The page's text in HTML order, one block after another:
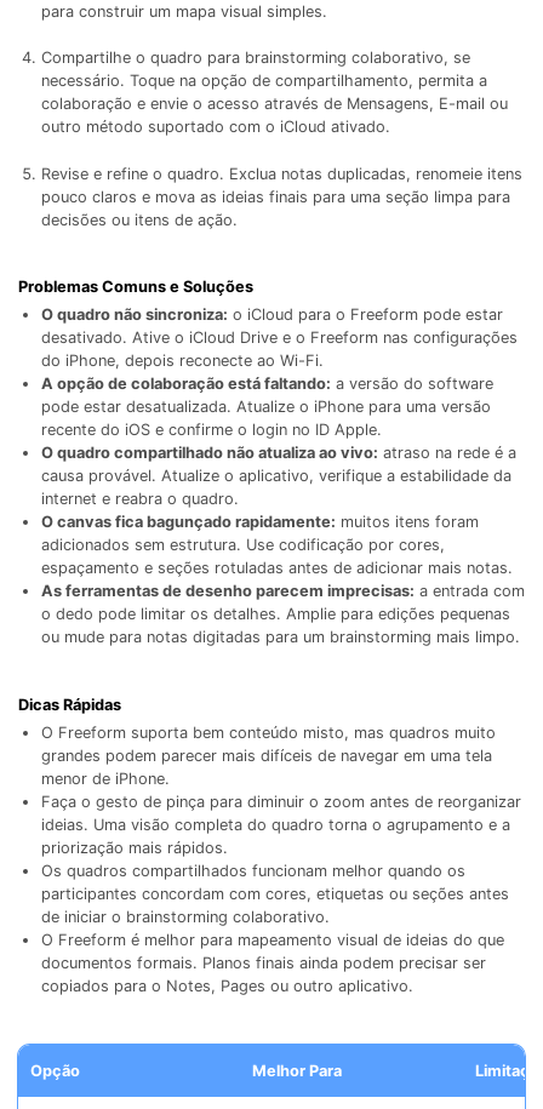
para construir um mapa visual simples.
Compartilhe o quadro para brainstorming colaborativo, se
necessário. Toque na opção de compartilhamento, permita a
colaboração e envie o acesso através de Mensagens, E-mail ou
outro método suportado com o iCloud ativado.
Revise e refine o quadro. Exclua notas duplicadas, renomeie itens
pouco claros e mova as ideias finais para uma seção limpa para
decisões ou itens de ação.
Problemas Comuns e Soluções
O quadro não sincroniza: o iCloud para o Freeform pode estar
desativado. Ative o iCloud Drive e o Freeform nas configurações
do iPhone, depois reconecte ao Wi-Fi.
A opção de colaboração está faltando: a versão do software
pode estar desatualizada. Atualize o iPhone para uma versão
recente do iOS e confirme o login no ID Apple.
O quadro compartilhado não atualiza ao vivo: atraso na rede é a
causa provável. Atualize o aplicativo, verifique a estabilidade da
internet e reabra o quadro.
O canvas fica bagunçado rapidamente: muitos itens foram
adicionados sem estrutura. Use codificação por cores,
espaçamento e seções rotuladas antes de adicionar mais notas.
As ferramentas de desenho parecem imprecisas: a entrada com
o dedo pode limitar os detalhes. Amplie para edições pequenas
ou mude para notas digitadas para um brainstorming mais limpo.
Dicas Rápidas
O Freeform suporta bem conteúdo misto, mas quadros muito
grandes podem parecer mais difíceis de navegar em uma tela
menor de iPhone.
Faça o gesto de pinça para diminuir o zoom antes de reorganizar
ideias. Uma visão completa do quadro torna o agrupamento e a
priorização mais rápidos.
Os quadros compartilhados funcionam melhor quando os
participantes concordam com cores, etiquetas ou seções antes
de iniciar o brainstorming colaborativo.
O Freeform é melhor para mapeamento visual de ideias do que
documentos formais. Planos finais ainda podem precisar ser
copiados para o Notes, Pages ou outro aplicativo.
Opção Melhor Para